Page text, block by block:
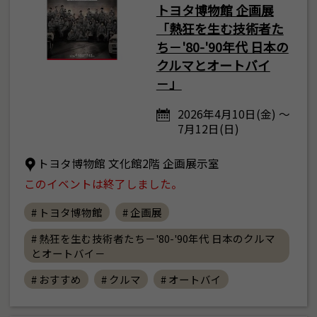
トヨタ博物館 企画展
「熱狂を生む技術者た
ち－'80-'90年代 日本の
クルマとオートバイ
－」
2026年4月10日(金) ～
7月12日(日)
トヨタ博物館 文化館2階 企画展示室
このイベントは終了しました。
# トヨタ博物館
# 企画展
# 熱狂を生む技術者たち－'80-'90年代 日本のクルマ
とオートバイ－
# おすすめ
# クルマ # オートバイ